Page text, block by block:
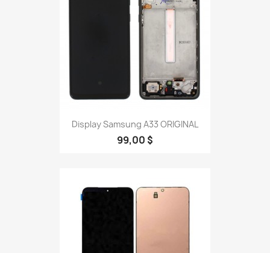
Display Samsung A33 ORIGINAL
99,00 $